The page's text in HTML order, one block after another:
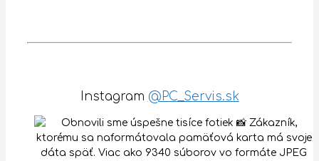
Instagram @PC_Servis.sk